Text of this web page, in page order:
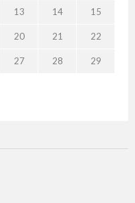
13 14 15
20 21 22
27 28 29